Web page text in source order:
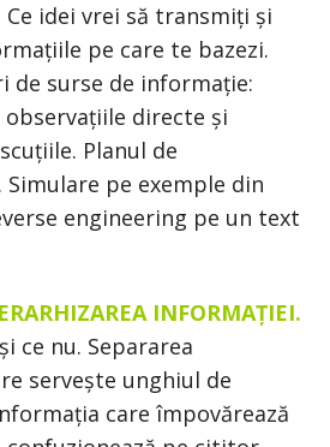
Ce idei vrei să transmiți și
pe care te bazezi.
de surse de informație:
directe și
Planul de
pe exemple din
engineering pe un text
INFORMAȚIEI.
ce nu. Separarea
servește unghiul de
care împovărează